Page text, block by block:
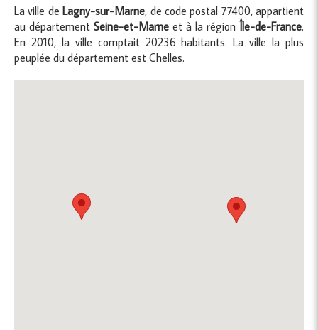
La ville de Lagny-sur-Marne, de code postal 77400, appartient
au département Seine-et-Marne et à la région Île-de-France.
En 2010, la ville comptait 20236 habitants. La ville la plus
peuplée du département est Chelles.